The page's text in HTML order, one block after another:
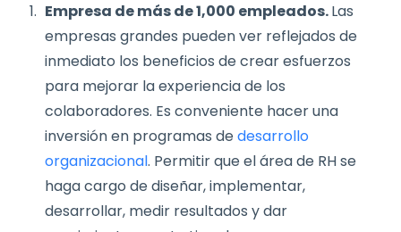
Empresa de más de 1,000 empleados.Las
empresas grandes pueden ver reflejados de
inmediato los beneficios de crear esfuerzos
para mejorar la experiencia de los
colaboradores. Es conveniente hacer una
inversión en programas dedesarrollo
organizacional. Permitir que el área de RH se
haga cargo de diseñar, implementar,
desarrollar, medir resultados y dar